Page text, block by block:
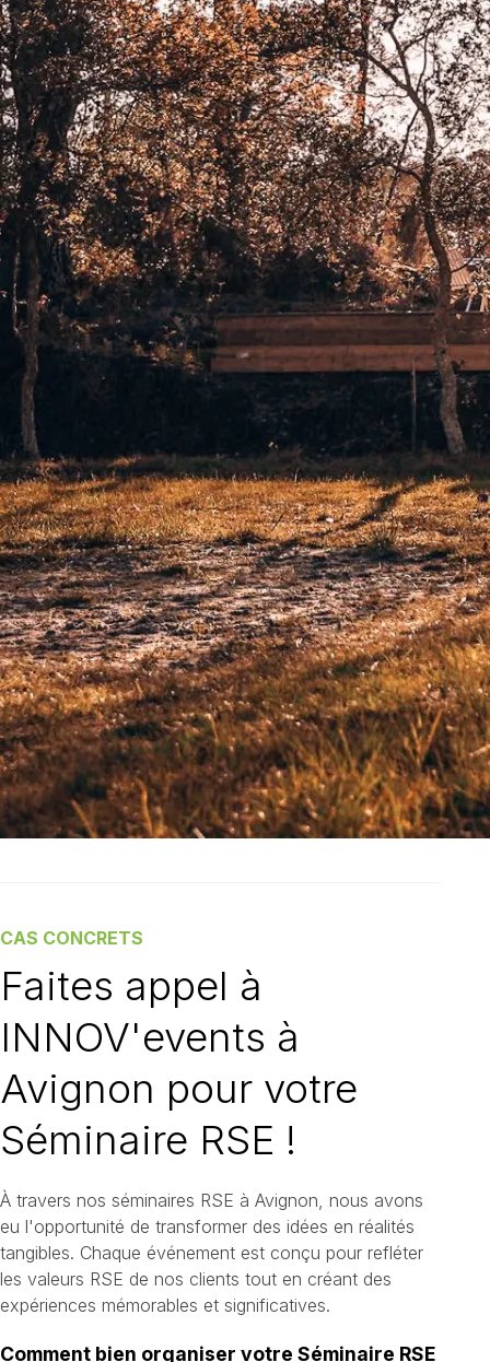
CAS CONCRETS
Faites appel à
INNOV'events à
Avignon pour votre
Séminaire RSE !
À travers nos séminaires RSE à Avignon, nous avons
eu l'opportunité de transformer des idées en réalités
tangibles. Chaque événement est conçu pour refléter
les valeurs RSE de nos clients tout en créant des
expériences mémorables et significatives.
Comment bien organiser votre Séminaire RSE